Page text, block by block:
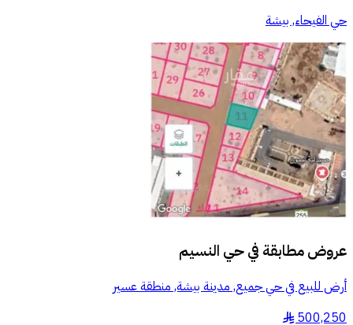
حي الفيحاء, بيشة
عروض مطابقة فيحي النسيم
أرض للبيع في حي جميع, مدينة بيشة, منطقة عسير
500,250
§